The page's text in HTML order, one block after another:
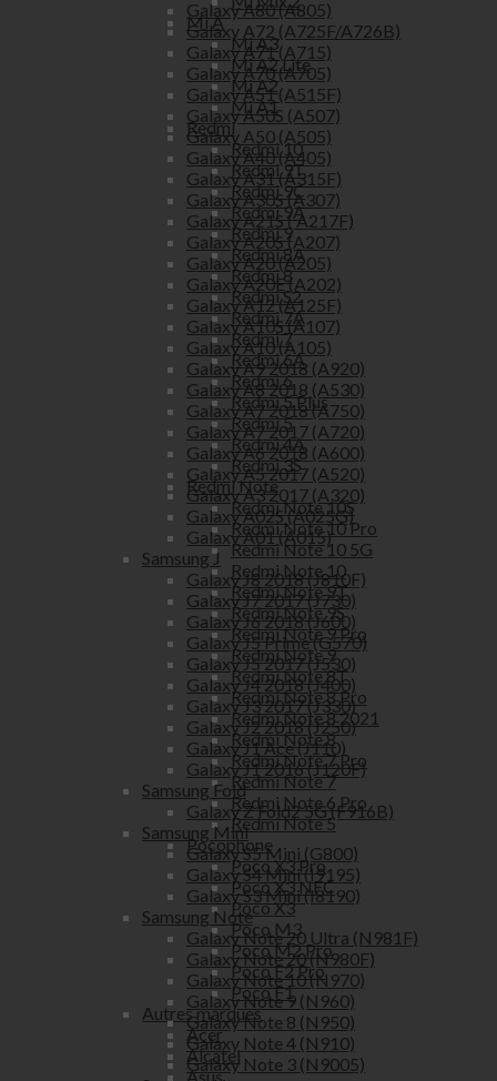
Mi A
Mi A3
Mi A2 Lite
Mi A2
Mi A1
Redmi
Redmi 10
Redmi 9T
Redmi 9C
Redmi 9A
Redmi 9
Redmi 8A
Redmi 8
Redmi S2
Redmi 7A
Redmi 7
Redmi 6A
Redmi 6
Redmi 5 Plus
Redmi 5
Redmi 4A
Redmi 3S
Redmi Note
Redmi Note 10S
Redmi Note 10 Pro
Redmi Note 10 5G
Redmi Note 10
Redmi Note 9T
Redmi Note 9S
Redmi Note 9 Pro
Redmi Note 9
Redmi Note 8T
Redmi Note 8 Pro
Redmi Note 8 2021
Redmi Note 8
Redmi Note 7 Pro
Redmi Note 7
Redmi Note 6 Pro
Redmi Note 5
Pocophone
Poco X3 Pro
Poco X3 NFC
Poco X3
Poco M3
Poco M2 Pro
Poco F2 Pro
Poco F1
Autres marques
Acer
Alcatel
Asus
Galaxy A80 (A805)
Galaxy A72 (A725F/A726B)
Galaxy A71 (A715)
Galaxy A70 (A705)
Galaxy A51 (A515F)
Galaxy A50S (A507)
Galaxy A50 (A505)
Galaxy A40 (A405)
Galaxy A31 (A315F)
Galaxy A30S (A307)
Galaxy A21S ( A217F)
Galaxy A20S (A207)
Galaxy A20 (A205)
Galaxy A20E (A202)
Galaxy A12 (A125F)
Galaxy A10S (A107)
Galaxy A10 (A105)
Galaxy A9 2018 (A920)
Galaxy A8 2018 (A530)
Galaxy A7 2018 (A750)
Galaxy A7 2017 (A720)
Galaxy A6 2018 (A600)
Galaxy A5 2017 (A520)
Galaxy A3 2017 (A320)
Galaxy A02S (A025G)
Galaxy A01 (A015)
Samsung J
Galaxy J8 2018 (J810F)
Galaxy J7 2017 (J730)
Galaxy J6 2018 (J600)
Galaxy J5 Prime (G570)
Galaxy J5 2017 (J530)
Galaxy J4 2018 (J400)
Galaxy J3 2017 (J330)
Galaxy J2 2018 (J250)
Galaxy J1 Ace (J110)
Galaxy J1 2016 (J120F)
Samsung Fold
Galaxy Z Fold2 5G (F916B)
Samsung Mini
Galaxy S5 Mini (G800)
Galaxy S4 Mini (I9195)
Galaxy S3 Mini (I8190)
Samsung Note
Galaxy Note 20 Ultra (N981F)
Galaxy Note 20 (N980F)
Galaxy Note 10 (N970)
Galaxy Note 9 (N960)
Galaxy Note 8 (N950)
Galaxy Note 4 (N910)
Galaxy Note 3 (N9005)